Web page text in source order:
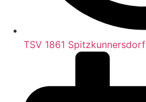
TSV 1861 Spitzkunnersdorf